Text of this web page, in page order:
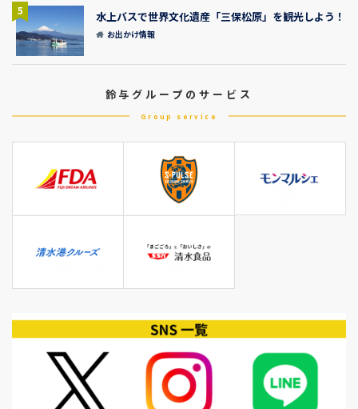
5 水上バスで世界文化遺産「三保松原」を観光しよう！
お出かけ情報
鈴与グループのサービス
Group service